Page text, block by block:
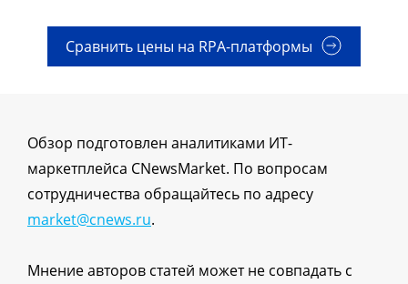
Сравнить цены на RPA-платформы
Обзор подготовлен аналитиками ИТ-
маркетплейса CNewsMarket. По вопросам
сотрудничества обращайтесь по адресу
market@cnews.ru.
Мнение авторов статей может не совпадать с